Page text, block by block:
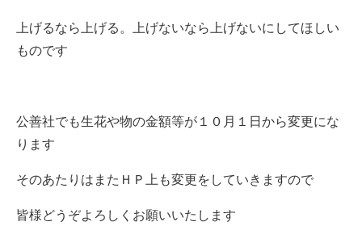
上げるなら上げる。上げないなら上げないにしてほしい
ものです
公善社でも生花や物の金額等が１０月１日から変更にな
ります
そのあたりはまたＨＰ上も変更をしていきますので
皆様どうぞよろしくお願いいたします